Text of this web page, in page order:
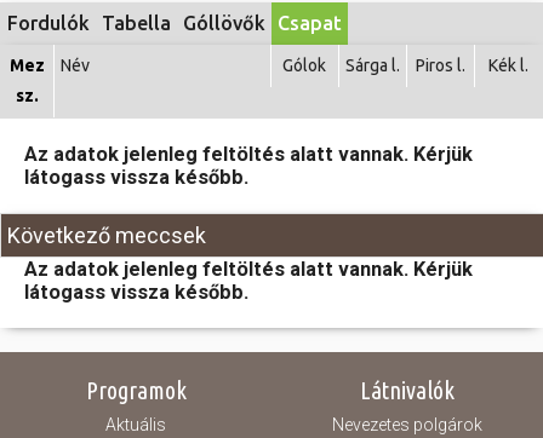
Sport
Hasznos
Fordulók Tabella Góllövők Csapat
Mez
sz.
Név Gólok Sárga l. Piros l. Kék l.
Az adatok jelenleg feltöltés alatt vannak. Kérjük
látogass vissza később.
Következő meccsek
Az adatok jelenleg feltöltés alatt vannak. Kérjük
látogass vissza később.
Programok
Aktuális
Látnivalók
Nevezetes polgárok